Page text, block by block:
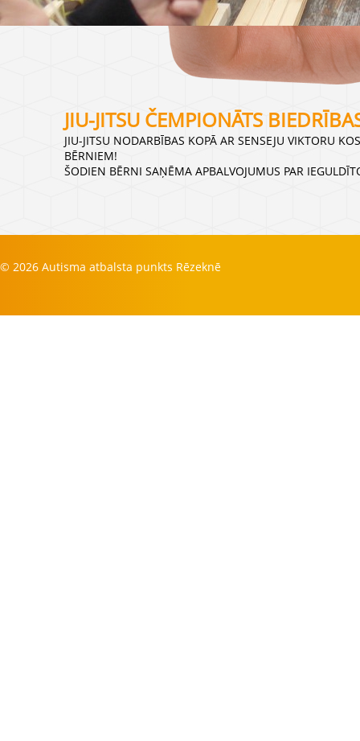
JIU-JITSU ČEMPIONĀTS
JIU-JITSU NODARBĪBAS KOPĀ AR SENSEJU VIKTORU
BĒRNIEM!
ŠODIEN BĒRNI SAŅĒMA APBALVOJUMUS PAR
© 2026 Autisma atbalsta punkts Rēzeknē